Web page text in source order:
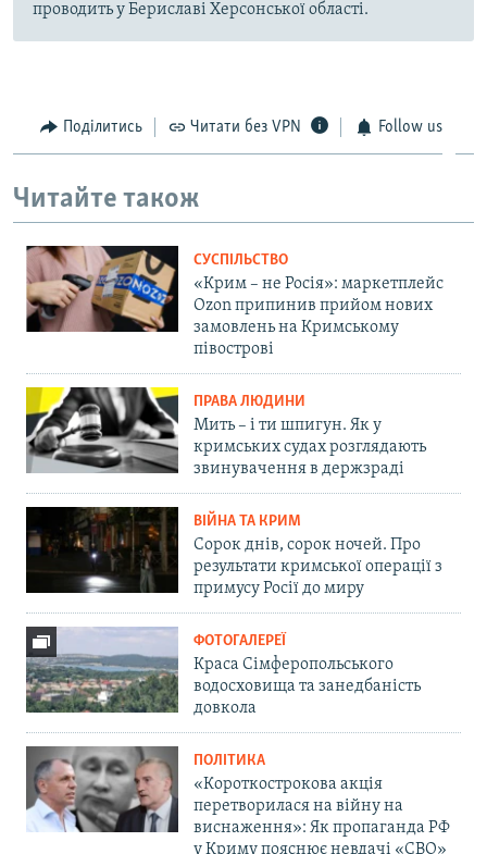
проводить у Бериславі Херсонської області.
Поділитись Читати без VPN Follow us
Читайте також
СУСПІЛЬСТВО
«Крим – не Росія»: маркетплейс
Ozon припинив прийом нових
замовлень на Кримському
півострові
ПРАВА ЛЮДИНИ
Мить – і ти шпигун. Як у
кримських судах розглядають
звинувачення в держзраді
ВІЙНА ТА КРИМ
Сорок днів, сорок ночей. Про
результати кримської операції з
примусу Росії до миру
ФОТОГАЛЕРЕЇ
Краса Сімферопольського
водосховища та занедбаність
довкола
ПОЛІТИКА
«Короткострокова акція
перетворилася на війну на
виснаження»: Як пропаганда РФ
у Криму пояснює невдачі «СВО»